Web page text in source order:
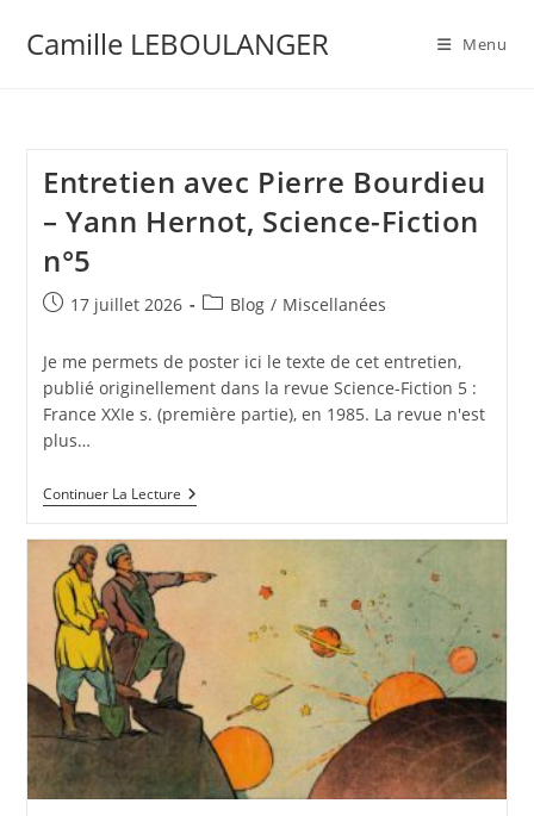
Camille LEBOULANGER Menu
Entretien avec Pierre Bourdieu
– Yann Hernot, Science-Fiction
n°5
17 juillet 2026 Blog / Miscellanées
Je me permets de poster ici le texte de cet entretien,
publié originellement dans la revue Science-Fiction 5 :
France XXIe s. (première partie), en 1985. La revue n'est
plus…
Continuer La Lecture